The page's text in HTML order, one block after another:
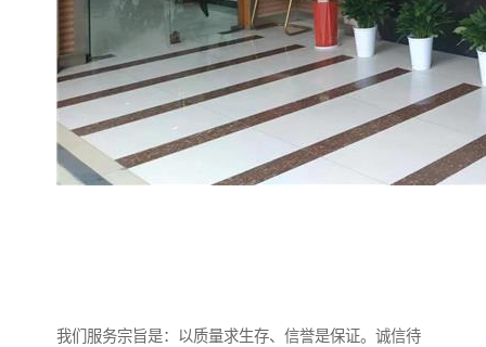
我们服务宗旨是：以质量求生存、信誉是保证。诚信待